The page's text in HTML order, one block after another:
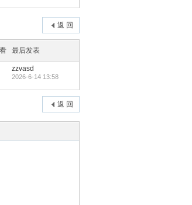
返 回
最后发表
zzvasd
2026-6-14 13:58
返 回